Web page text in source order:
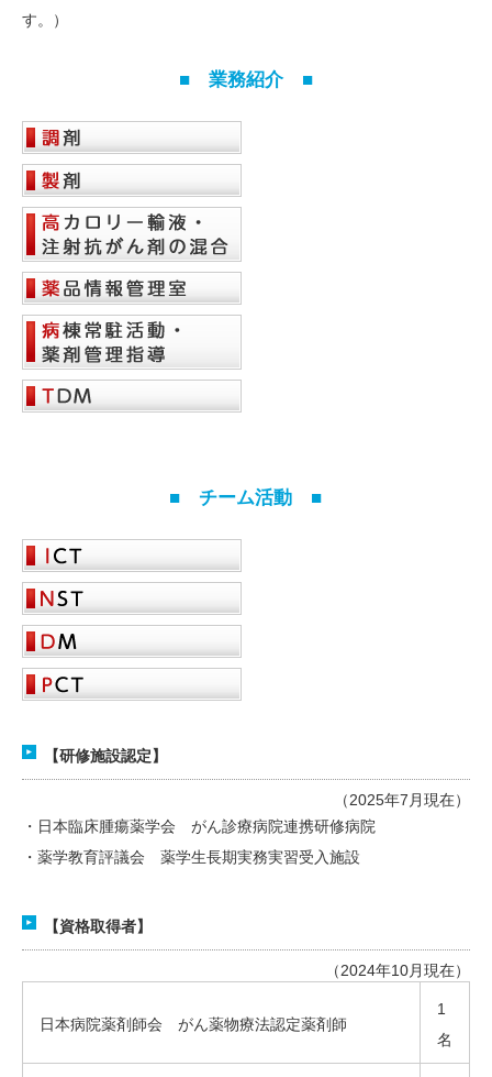
す。）
■ 業務紹介 ■
■ チーム活動 ■
【研修施設認定】
（2025年7月現在）
・日本臨床腫瘍薬学会 がん診療病院連携研修病院
・薬学教育評議会 薬学生長期実務実習受入施設
【資格取得者】
（2024年10月現在）
日本病院薬剤師会 がん薬物療法認定薬剤師
1
名